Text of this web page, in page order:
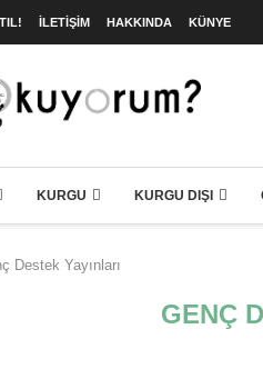
İLETIŞIM HAKKINDA KÜNYE
KURGU KURGU DIŞI
Destek Yayınları
GENÇ